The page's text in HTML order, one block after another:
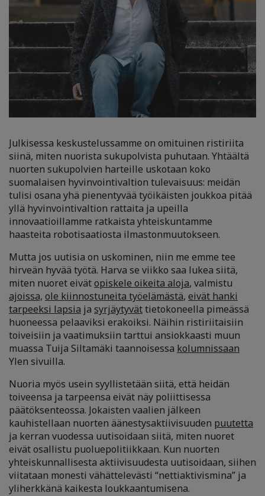
Julkisessa keskustelussamme on omituinen ristiriita
siinä, miten nuorista sukupolvista puhutaan. Yhtäältä
nuorten sukupolvien harteille uskotaan koko
suomalaisen hyvinvointivaltion tulevaisuus: meidän
tulisi osana yhä pienentyvää työikäisten joukkoa pitää
yllä hyvinvointivaltion rattaita ja upeilla
innovaatioillamme ratkaista yhteiskuntamme
haasteita robotisaatiosta ilmastonmuutokseen.
Mutta jos uutisia on uskominen, niin me emme tee
hirveän hyvää työtä. Harva se viikko saa lukea siitä,
miten nuoret eivätopiskele oikeita aloja, valmistu
ajoissa, ole kiinnostuneita työelämästä, eivät hanki
tarpeeksi lapsia ja syrjäytyvättietokoneella pimeässä
huoneessa pelaaviksi erakoiksi. Näihin ristiriitaisiin
toiveisiin ja vaatimuksiin tarttui ansiokkaasti muun
muassa Tuija Siltamäki taannoisessa kolumnissaan
Ylen sivuilla.
Nuoria myös usein syyllistetään siitä, että heidän
toiveensa ja tarpeensa eivät näy poliittisessa
päätöksenteossa. Jokaisten vaalien jälkeen
kauhistellaan nuorten äänestysaktiivisuuden puutetta
ja kerran vuodessa uutisoidaan siitä, miten nuoret
eivät osallistu puoluepolitiikkaan. Kun nuorten
yhteiskunnallisesta aktiivisuudesta uutisoidaan, siihen
viitataan monesti vähättelevästi “nettiaktivismina” ja
yliherkkänä kaikesta loukkaantumisena.